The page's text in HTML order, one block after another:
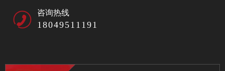
咨询热线
18049511191